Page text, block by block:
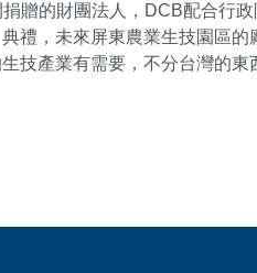
贈的財團法人，DCB配合行
禮，未來屏東農業生技園區
產業有需要，不分台灣的東